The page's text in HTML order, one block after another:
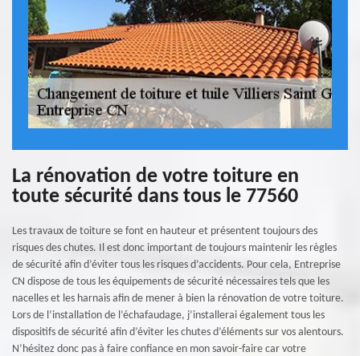
La rénovation de votre toiture en
toute sécurité dans tous le 77560
Les travaux de toiture se font en hauteur et présentent toujours des
risques des chutes. Il est donc important de toujours maintenir les règles
de sécurité afin d’éviter tous les risques d’accidents. Pour cela, Entreprise
CN dispose de tous les équipements de sécurité nécessaires tels que les
nacelles et les harnais afin de mener à bien la rénovation de votre toiture.
Lors de l’installation de l’échafaudage, j’installerai également tous les
dispositifs de sécurité afin d’éviter les chutes d’éléments sur vos alentours.
N’hésitez donc pas à faire confiance en mon savoir-faire car votre